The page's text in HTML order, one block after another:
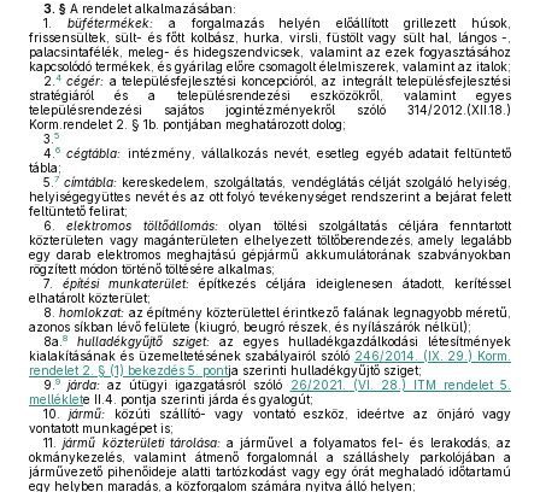
3. § A rendelet alkalmazásában:
1.
büfétermékek:a forgalmazás helyén előállított grillezett húsok,
frissensültek, sült- és főtt kolbász, hurka, virsli, füstölt vagy sült hal, lángos -,
palacsintafélék, meleg- és hidegszendvicsek, valamint az ezek fogyasztásához
kapcsolódó termékek, és gyárilag előre csomagolt élelmiszerek, valamint az italok;
2. 4 cégér: a településfejlesztési koncepcióról, az integrált településfejlesztési
stratégiáról és a településrendezési eszközökről, valamint egyes
településrendezési sajátos jogintézményekről szóló 314/2012.(XII.18.)
Korm.rendelet 2. § 1b. pontjában meghatározott dolog;
3. 5
4. 6 cégtábla: intézmény, vállalkozás nevét, esetleg egyéb adatait feltüntető
tábla;
5. 7 címtábla: kereskedelem, szolgáltatás, vendéglátás célját szolgáló helyiség,
helyiségegyüttes nevét és az ott folyó tevékenységet rendszerint a bejárat felett
feltüntető felirat;
6.
elektromos töltőállomás:olyan töltési szolgáltatás céljára fenntartott
közterületen vagy magánterületen elhelyezett töltőberendezés, amely legalább
egy darab elektromos meghajtású gépjármű akkumulátorának szabványokban
rögzített módon történő töltésére alkalmas;
7.
építési munkaterület: építkezés céljára ideiglenesen átadott, kerítéssel
elhatárolt közterület;
8.
homlokzat: az építmény közterülettel érintkező falának legnagyobb méretű,
azonos síkban lévő felülete (kiugró, beugró részek, és nyílászárók nélkül);
8a. 8 hulladékgyűjtő sziget: az egyes hulladékgazdálkodási létesítmények
kialakításának és üzemeltetésének szabályairól szóló 246/2014. (IX. 29.) Korm.
rendelet 2. § (1) bekezdés 5. pontja szerinti hulladékgyűjtő sziget;
9. 9 járda: az útügyi igazgatásról szóló
26/2021. (VI. 28.) ITM rendelet 5.
melléklete II.4. pontja szerinti járda és gyalogút;
10.
jármű: közúti szállító- vagy vontató eszköz, ideértve az önjáró vagy
vontatott munkagépet is;
11.
jármű közterületi tárolása:a járművel a folyamatos fel- és lerakodás, az
okmánykezelés, valamint átmenő forgalomnál a szálláshely parkolójában a
járművezető pihenőideje alatti tartózkodást vagy egy órát meghaladó időtartamú
egy helyben maradás, a közforgalom számára nyitva álló helyen;